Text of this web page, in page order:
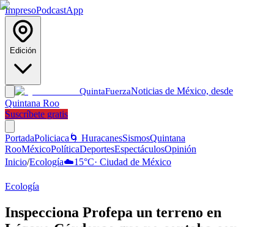
ImpresoPodcastApp
Edición
QuintaFuerzaNoticias de México, desde
Quintana Roo
Suscríbete gratis
PortadaPoliciaca 🌀 HuracanesSismosQuintana
RooMéxicoPolíticaDeportesEspectáculosOpinión
Inicio/Ecología☁️15°C· Ciudad de México
Ecología
Inspecciona Profepa un terreno en